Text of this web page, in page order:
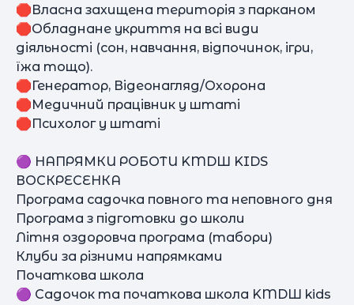
🛑Власна захищена територія з парканом
🛑Обладнане укриття на всі види
діяльності (сон, навчання, відпочинок, ігри,
їжа тощо).
🛑Генератор, Відеонагляд/Охорона
🛑Медичний працівник у штаті
🛑Психолог у штаті
🟣 НАПРЯМКИ РОБОТИ KMDШ KIDS
ВОСКРЕСЕНКА
Програма садочка повного та неповного дня
Програма з підготовки до школи
Літня оздоровча програма (табори)
Клуби за різними напрямками
Початкова школа
🟣 Садочок та початкова школа KMDШ kids